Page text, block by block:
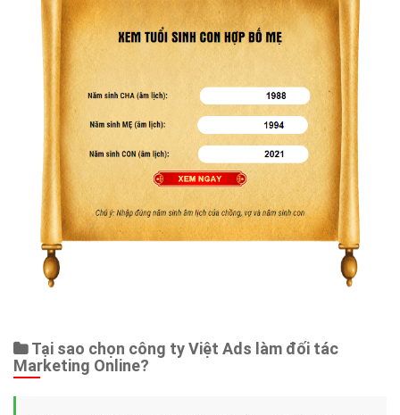
Tại sao chọn công ty Việt Ads làm đối tác
Marketing Online?